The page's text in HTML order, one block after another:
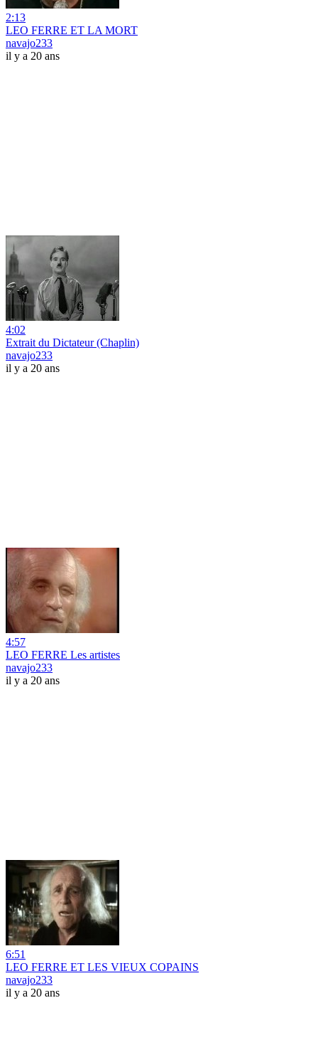
2:13
LEO FERRE ET LA MORT
navajo233
il y a 20 ans
4:02
Extrait du Dictateur (Chaplin)
navajo233
il y a 20 ans
4:57
LEO FERRE Les artistes
navajo233
il y a 20 ans
6:51
LEO FERRE ET LES VIEUX COPAINS
navajo233
il y a 20 ans